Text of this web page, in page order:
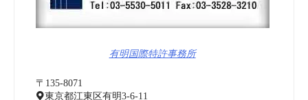
有明国際特許事務所
〒135-8071
東京都江東区有明3-6-11